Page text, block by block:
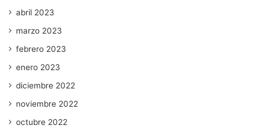
abril 2023
marzo 2023
febrero 2023
enero 2023
diciembre 2022
noviembre 2022
octubre 2022